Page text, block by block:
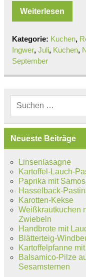
Weiterlesen
Kategorie: Kuchen,
Ingwer, Juli, Kuchen,
September
Neueste Beiträge
Linsenlasagne
Kartoffel-Lauch-
Paprika mit
Hasselback-
Karotten-Kekse
Weißkrautkuchen
Zwiebeln
Handbrote mit
Blätterteig-
Kartoffelpfanne
Balsamico-Pilze
Sesamsternen